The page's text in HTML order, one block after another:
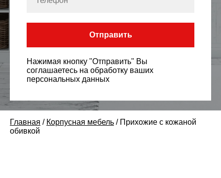
Отправить
Нажимая кнопку "Отправить" Вы
соглашаетесь на обработку ваших
персональных данных
Главная / Корпусная мебель / Прихожие с кожаной
обивкой